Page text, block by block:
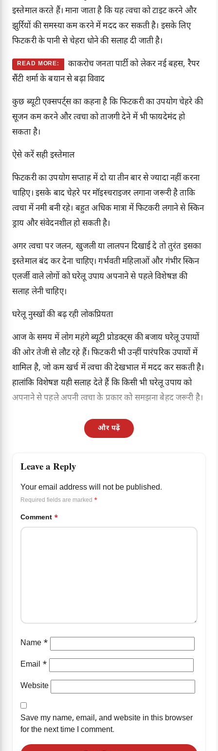
इस्तेमाल करते हैं। माना जाता है कि यह त्वचा को टाइट करने और
झुर्रियों की समस्या कम करने में मदद कर सकती है। इसके लिए
फिटकरी के पानी से चेहरा धोने की सलाह दी जाती है।
READ MORE:
काकरोच जनता पार्टी को लेकर नई बहस, रैपर
सैंटी शर्मा के बयान से बढ़ा विवाद
कुछ ब्यूटी एक्सपर्ट्स का कहना है कि फिटकरी का उपयोग चेहरे की
सूजन कम करने और त्वचा को ताजगी देने में भी फायदेमंद हो
सकता है।
ऐसे करें सही इस्तेमाल
फिटकरी का उपयोग सप्ताह में दो या तीन बार से ज्यादा नहीं करना
चाहिए। इसके बाद चेहरे पर मॉइस्चराइजर लगाना जरूरी है ताकि
त्वचा में नमी बनी रहे। बहुत अधिक मात्रा में फिटकरी लगाने से स्किन
ड्राय और संवेदनशील हो सकती है।
अगर त्वचा पर जलन, खुजली या लालपन दिखाई दे तो तुरंत इसका
इस्तेमाल बंद कर देना चाहिए। गर्भवती महिलाओं और गंभीर स्किन
एलर्जी वाले लोगों को घरेलू उपाय अपनाने से पहले विशेषज्ञ की
सलाह लेनी चाहिए।
घरेलू नुस्खों की बढ़ रही लोकप्रियता
आज के समय में लोग महंगे ब्यूटी प्रोडक्ट्स की बजाय घरेलू उपायों
की ओर तेजी से लौट रहे हैं। फिटकरी भी उन्हीं पारंपरिक उपायों में
शामिल है, जो कम खर्च में त्वचा की देखभाल में मदद कर सकती है।
हालांकि विशेषज्ञ यही सलाह देते हैं कि किसी भी घरेलू उपाय को
अपनाने से पहले अपनी त्वचा के प्रकार को समझना बेहद जरूरी है।
और पढ़ें
Leave a Reply
Your email address will not be published.
Required fields are marked *
Comment *
Name *
Email *
Website
Save my name, email, and website in this browser
for the next time I comment.